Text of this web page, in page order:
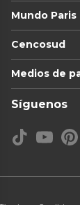
Mundo Paris
Cencosud
Medios de
Síguenos